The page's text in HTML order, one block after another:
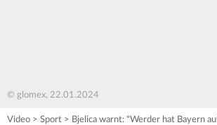
© glomex, 22.01.2024
Video > Sport > Bjelica warnt: "Werder hat Bayern